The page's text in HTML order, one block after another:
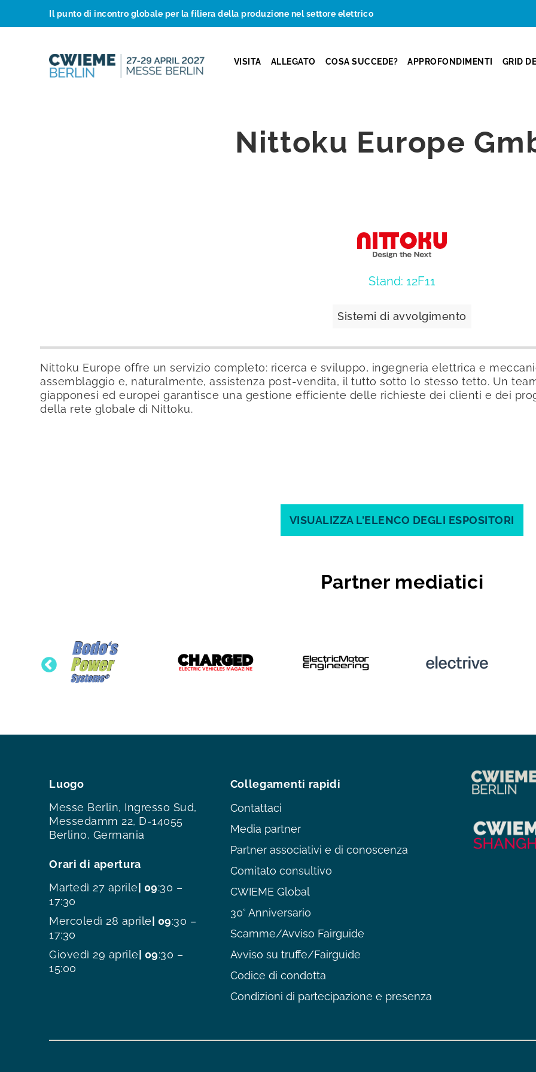
Il punto di incontro globale per la filiera della produzione nel settore elettrico
VISITA ALLEGATO COSA SUCCEDE? APPROFONDIMENTI GRID
Nittoku Europe
Stand: 12F11
Sistemi di avvolgimento
Nittoku Europe offre un servizio completo: ricerca e sviluppo, ingegneria elettrica e
assemblaggio e, naturalmente, assistenza post-vendita, il tutto sotto lo stesso tetto. Un
giapponesi ed europei garantisce una gestione efficiente delle richieste dei clienti e dei
della rete globale di Nittoku.
VISUALIZZA L'ELENCO DEGLI ESPOSITORI
Partner mediatici
Luogo
Messe Berlin, Ingresso Sud,
Messedamm 22, D-14055
Berlino, Germania
Orari di apertura
Martedì 27 aprile | 09:30 –
17:30
Mercoledì 28 aprile | 09:30 –
17:30
Giovedì 29 aprile | 09:30 –
15:00
Collegamenti rapidi
Contattaci
Media partner
Partner associativi e di conoscenza
Comitato consultivo
CWIEME Global
30° Anniversario
Scamme/Avviso Fairguide
Avviso su truffe/Fairguide
Codice di condotta
Condizioni di partecipazione e presenza